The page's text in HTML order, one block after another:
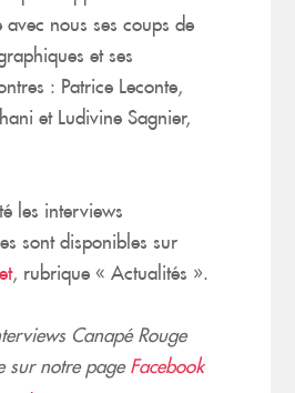
avec nous ses coups de
et ses
: Patrice Leconte,
et Ludivine Sagnier,
les interviews
sont disponibles sur
, rubrique « Actualités ».
Canapé Rouge
sur notre pageFacebook